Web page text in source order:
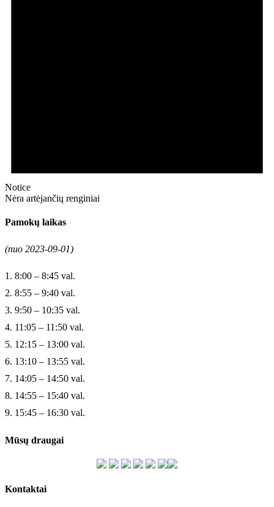
Notice
Nėra artėjančių renginiai
Pamokų laikas
(nuo 2023-09-01)
1. 8:00 – 8:45 val.
2. 8:55 – 9:40 val.
3. 9:50 – 10:35 val.
4. 11:05 – 11:50 val.
5. 12:15 – 13:00 val.
6. 13:10 – 13:55 val.
7. 14:05 – 14:50 val.
8. 14:55 – 15:40 val.
9. 15:45 – 16:30 val.
Mūsų draugai
Kontaktai